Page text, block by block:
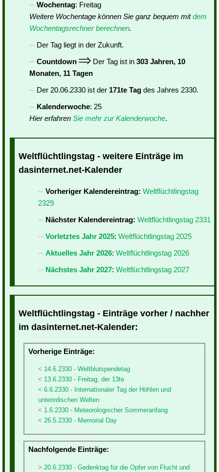
Wochentag: Freitag
Weitere Wochentage können Sie ganz bequem mitdem
Wochentagsrechner berechnen.
Der Tag liegt in der Zukunft.
Countdown
Der Tag ist in 303 Jahren, 10
Monaten, 11 Tagen
Der 20.06.2330 ist der 171te Tag des Jahres 2330.
Kalenderwoche: 25
Hier erfahren Sie mehr zur Kalenderwoche.
Weltflüchtlingstag - weitere Einträge im
dasinternet.net-Kalender
Vorheriger Kalendereintrag: Weltflüchtlingstag
2329
Nächster Kalendereintrag: Weltflüchtlingstag 2331
Vorletztes Jahr 2025: Weltflüchtlingstag 2025
Aktuelles Jahr 2026: Weltflüchtlingstag 2026
Nächstes Jahr 2027: Weltflüchtlingstag 2027
Weltflüchtlingstag - Einträge vorher / nachher
im dasinternet.net-Kalender:
Vorherige Einträge:
14.6.2330 - Weltblutspendetag
13.6.2330 - Freitag, der 13te
6.6.2330 - Internationaler Tag der Höhlen und
unterirdischen Welten
1.6.2330 - Meteorologischer Sommeranfang
26.5.2330 - Memorial Day
Nachfolgende Einträge:
20.6.2330 - Gedenktag für die Opfer von Flucht und